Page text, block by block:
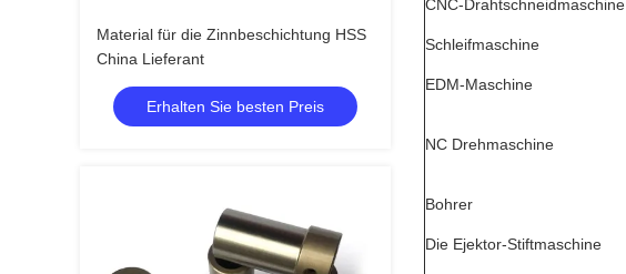
Material für die Zinnbeschichtung HSS
China Lieferant
Erhalten Sie besten Preis
CNC-Drahtschneidmaschine
Schleifmaschine
EDM-Maschine
NC Drehmaschine
Bohrer
Die Ejektor-Stiftmaschine